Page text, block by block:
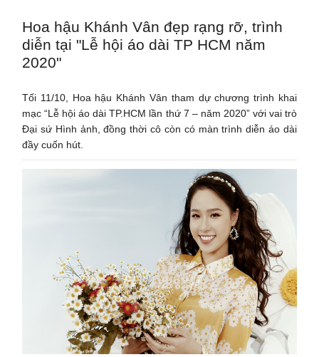
Hoa hậu Khánh Vân đẹp rạng rỡ, trình
diễn tại "Lễ hội áo dài TP HCM năm
2020"
Tối 11/10, Hoa hậu Khánh Vân tham dự chương trình khai
mạc “Lễ hội áo dài TP.HCM lần thứ 7 – năm 2020” với vai trò
Đại sứ Hình ảnh, đồng thời cô còn có màn trình diễn áo dài
đầy cuốn hút.